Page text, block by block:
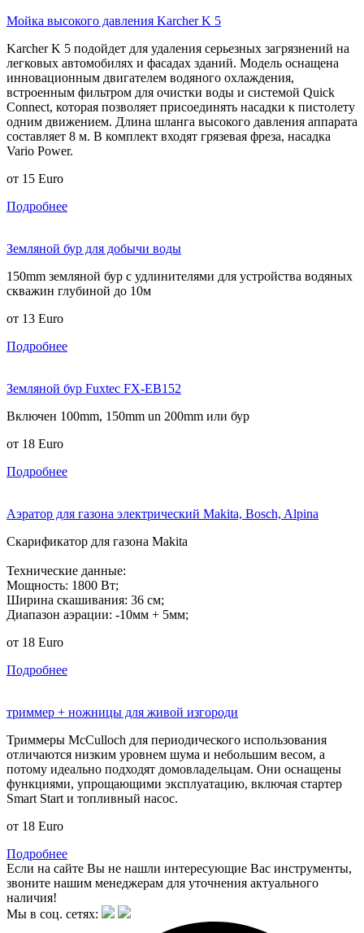
Мойка высокого давления Karcher K 5
Karcher K 5 подойдет для удаления серьезных загрязнений на
легковых автомобилях и фасадах зданий. Модель оснащена
инновационным двигателем водяного охлаждения,
встроенным фильтром для очистки воды и системой Quick
Connect, которая позволяет присоединять насадки к пистолету
одним движением. Длина шланга высокого давления аппарата
составляет 8 м. В комплект входят грязевая фреза, насадка
Vario Power.
от 15 Euro
Подробнее
Земляной бур для добычи воды
150mm земляной бур с удлинителями для устройства водяных
скважин глубиной до 10м
от 13 Euro
Подробнее
Земляной бур Fuxtec FX-EB152
Включен 100mm, 150mm un 200mm или бур
от 18 Euro
Подробнее
Аэратор для газона электрический Makita, Bosch, Alpina
Скарификатор для газона Makita
Технические данные:
Мощность: 1800 Вт;
Ширина скашивания: 36 см;
Диапазон аэрации: -10мм + 5мм;
от 18 Euro
Подробнее
триммер + ножницы для живой изгороди
Триммеры McCulloch для периодического использования
отличаются низким уровнем шума и небольшим весом, а
потому идеально подходят домовладельцам. Они оснащены
функциями, упрощающими эксплуатацию, включая стартер
Smart Start и топливный насос.
от 18 Euro
Подробнее
Если на сайте Вы не нашли интересующие Вас инструменты,
звоните нашим менеджерам для уточнения актуального
наличия!
Мы в соц. сетях: